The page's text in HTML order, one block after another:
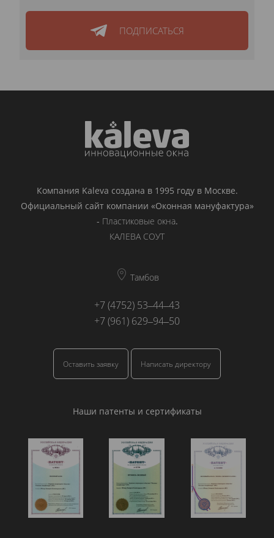
ПОДПИСАТЬСЯ
Компания Kaleva создана в 1995 году в Москве.
Официальный сайт компании «Оконная мануфактура»
- Пластиковые окна.
КАЛЕВА СОУТ
Тамбов
+7 (4752) 53‒44‒43
+7 (961) 629‒94‒50
Оставить заявку Написать директору
Наши патенты и сертификаты